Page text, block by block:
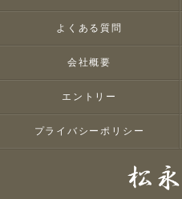
よくある質問
会社概要
エントリー
プライバシーポリシー